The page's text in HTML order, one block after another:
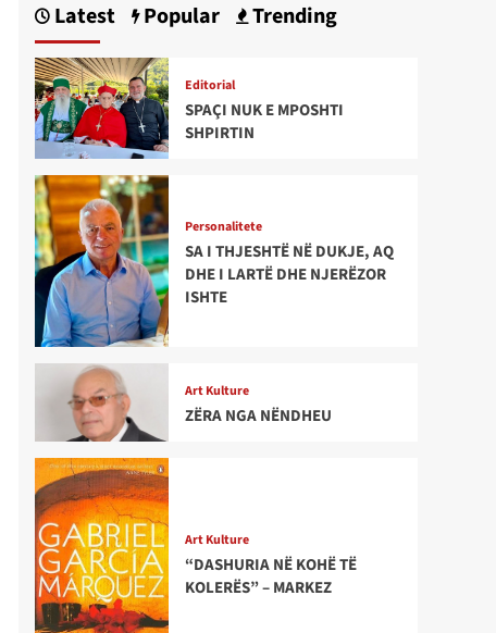
Latest Popular Trending
Editorial
SPAÇI NUK E MPOSHTI
SHPIRTIN
Personalitete
SA I THJESHTË NË DUKJE, AQ
DHE I LARTË DHE NJERËZOR
ISHTE
Art Kulture
ZËRA NGA NËNDHEU
Art Kulture
“DASHURIA NË KOHË TË
KOLERËS” – MARKEZ